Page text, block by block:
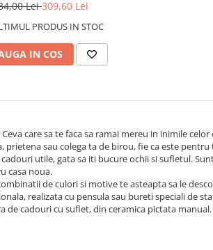
Lei309,60 Lei
PRODUS IN STOC
IN COS
care sa te faca sa ramai mereu in inimile celor
prietena sau colega ta de birou, fie ca este pentru
utile, gata sa iti bucure ochii si sufletul.
casa noua.
de culori si motive te asteapta sa le
realizata cu pensula sau bureti speciali de
de cadouri cu suflet, din ceramica pictata